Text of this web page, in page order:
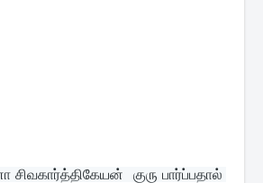
குரு பார்ப்பதால்